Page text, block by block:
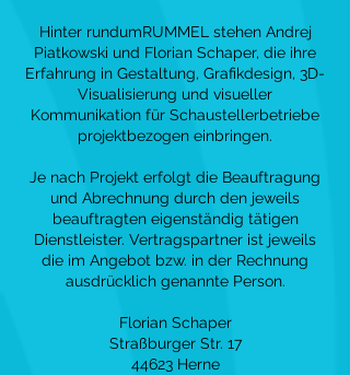
Hinter rundumRUMMEL stehen Andrej
Piatkowski und Florian Schaper, die ihre
Erfahrung in Gestaltung, Grafikdesign, 3D-
Visualisierung und visueller
Kommunikation für Schaustellerbetriebe
projektbezogen einbringen.
Je nach Projekt erfolgt die Beauftragung
und Abrechnung durch den jeweils
beauftragten eigenständig tätigen
Dienstleister. Vertragspartner ist jeweils
die im Angebot bzw. in der Rechnung
ausdrücklich genannte Person.
Florian Schaper
Straßburger Str. 17
44623 Herne